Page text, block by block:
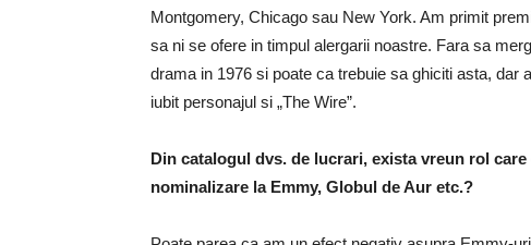
Montgomery, Chicago sau New York. Am primit
sa ni se ofere in timpul alergarii noastre. Fara sa
drama in 1976 si poate ca trebuie sa ghiciti asta,
iubit personajul si „The Wire”.
Din catalogul dvs. de lucrari, exista vreun rol
nominalizare la Emmy, Globul de Aur etc.?